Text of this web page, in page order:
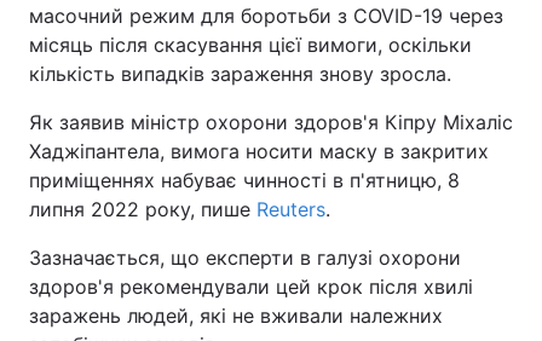
Україна Політика
Спорт Наука
Техно і зв'язок
Зброя Інциденти
Здоров'я Туризм
масочний режим для боротьби з COVID-19 через
місяць після скасування цієї вимоги, оскільки
кількість випадків зараження знову зросла.
Як заявив міністр охорони здоров'я Кіпру Міхаліс
Хаджіпантела, вимога носити маску в закритих
приміщеннях набуває чинності в п'ятницю, 8
липня 2022 року, пише Reuters.
Зазначається, що експерти в галузі охорони
здоров'я рекомендували цей крок після хвилі
заражень людей, які не вживали належних